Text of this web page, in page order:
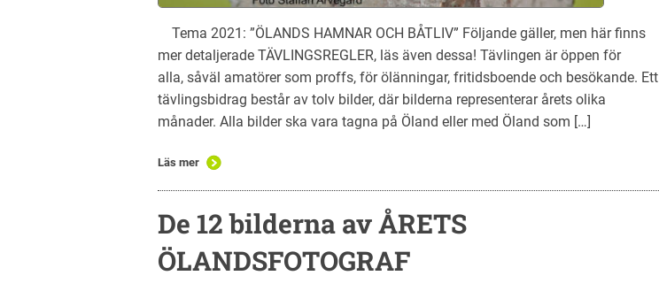
Tema 2021: ”ÖLANDS HAMNAR OCH BÅTLIV” Följande gäller, men här finns
mer detaljerade TÄVLINGSREGLER, läs även dessa! Tävlingen är öppen för
alla, såväl amatörer som proffs, för ölänningar, fritidsboende och besökande. Ett
tävlingsbidrag består av tolv bilder, där bilderna representerar årets olika
månader. Alla bilder ska vara tagna på Öland eller med Öland som […]
Läs mer
De 12 bilderna av ÅRETS
ÖLANDSFOTOGRAF